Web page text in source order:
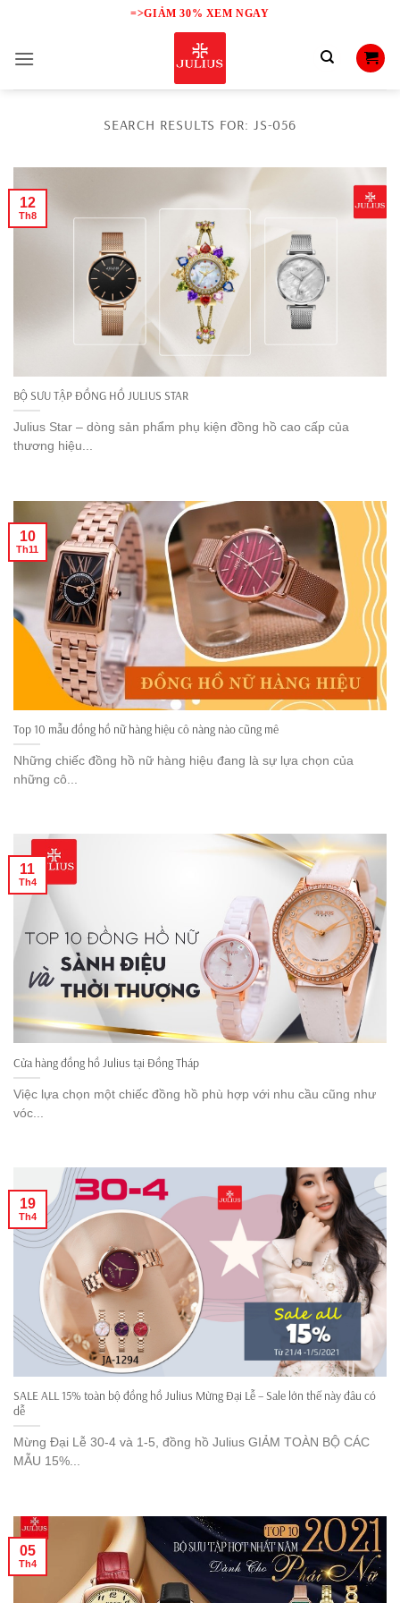
content
=>GIẢM 30% XEM NGAY
SEARCH RESULTS FOR:JS-056
BỘ SƯU TẬP ĐỒNG HỒ JULIUS STAR
Julius Star – dòng sản phẩm phụ kiện đồng hồ cao cấp của
thương hiệu...
12
Th8
Top 10 mẫu đồng hồ nữ hàng hiệu cô nàng nào cũng mê
Những chiếc đồng hồ nữ hàng hiệu đang là sự lựa chọn của
những cô...
10
Th11
Cửa hàng đồng hồ Julius tại Đồng Tháp
Việc lựa chọn một chiếc đồng hồ phù hợp với nhu cầu cũng như
vóc...
11
Th4
SALE ALL 15% toàn bộ đồng hồ Julius Mừng Đại Lễ – Sale lớn thế này đâu có
dễ
Mừng Đại Lễ 30-4 và 1-5, đồng hồ Julius GIẢM TOÀN BỘ CÁC
MẪU 15%...
19
Th4
05
Th4